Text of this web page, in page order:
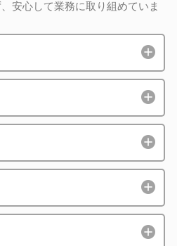
安心して業務に取り組めていま